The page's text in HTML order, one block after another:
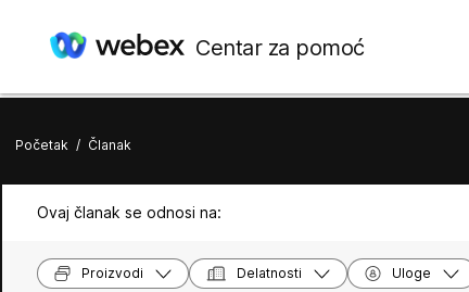
Centar za pomoć
Početak / Članak
Ovaj članak se odnosi na:
Proizvodi Delatnosti Uloge